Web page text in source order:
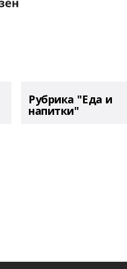
Рубрика "Еда и
напитки"